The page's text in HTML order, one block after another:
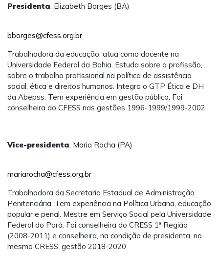
Presidenta: Elizabeth Borges (BA)
bborges@cfess.org.br
Trabalhadora da educação, atua como docente na
Universidade Federal da Bahia. Estuda sobre a profissão,
sobre o trabalho profissional na política de assistência
social, ética e direitos humanos. Integra o GTP Ética e DH
da Abepss. Tem experiência em gestão pública. Foi
conselheira do CFESS nas gestões 1996-1999/1999-2002.
Vice-presidenta: Maria Rocha (PA)
mariarocha@cfess.org.br
Trabalhadora da Secretaria Estadual de Administração
Penitenciária. Tem experiência na Política Urbana, educação
popular e penal. Mestre em Serviço Social pela Universidade
Federal do Pará. Foi conselheira do CRESS 1ª Região
(2008-2011) e conselheira, na condição de presidenta, no
mesmo CRESS, gestão 2018-2020.